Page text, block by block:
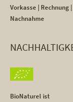
Vorkasse | Rechnung
Nachnahme
BioNaturel ist